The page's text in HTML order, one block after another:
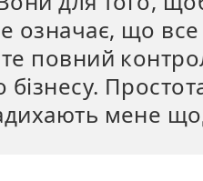
означає, що
повний
мене